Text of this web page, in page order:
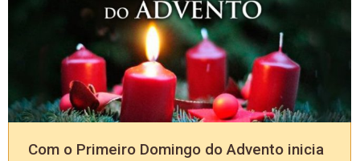
Com o Primeiro Domingo do Advento inicia